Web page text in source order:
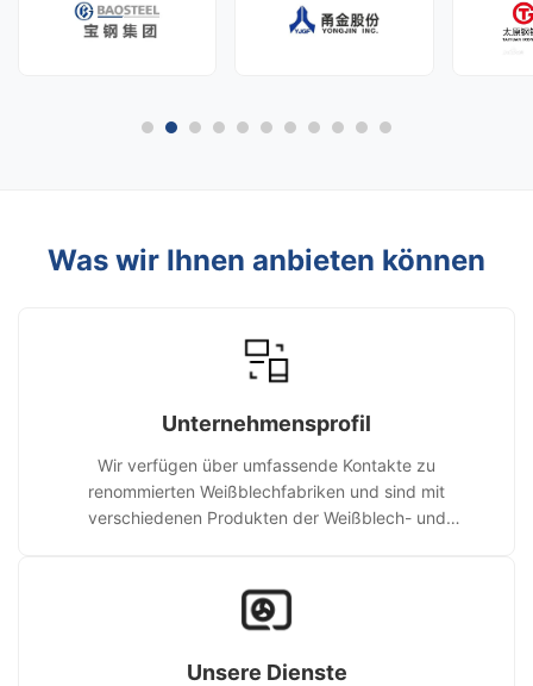
Was wir Ihnen anbieten können
Unternehmensprofil
Wir verfügen über umfassende Kontakte zu
renommierten Weißblechfabriken und sind mit
verschiedenen Produkten der Weißblech- und
Unsere Dienste